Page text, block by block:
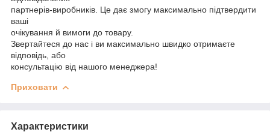
партнерів-виробників. Це дає змогу максимально підтвердити
ваші
очікування й вимоги до товару.
Звертайтеся до нас і ви максимально швидко отримаєте
відповідь, або
консультацію від нашого менеджера!
Приховати
Характеристики